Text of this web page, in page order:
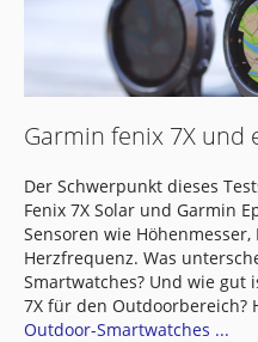
Garmin fenix 7X und
Der Schwerpunkt dieses
Fenix 7X Solar und Garmin
Sensoren wie
Herzfrequenz. Was
Smartwatches? Und wie gut
7X für den Outdoorbereich?
Outdoor-Smartwatches ...